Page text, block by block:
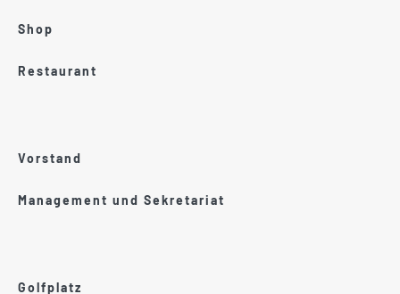
Shop
Restaurant
Vorstand
Management und Sekretariat
Golfplatz